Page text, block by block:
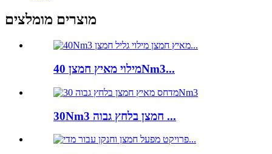
מוצרים מומלצים
מילוי מאיץ חמצן 40Nm3...
30Nm3 חמצן בלחץ גבוה ...